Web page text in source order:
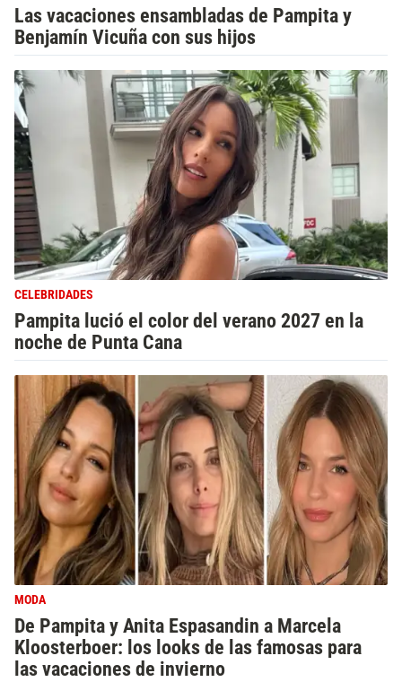
Las vacaciones ensambladas de Pampita y
Benjamín Vicuña con sus hijos
CELEBRIDADES
Pampita lució el color del verano 2027 en la
noche de Punta Cana
MODA
De Pampita y Anita Espasandin a Marcela
Kloosterboer: los looks de las famosas para
las vacaciones de invierno